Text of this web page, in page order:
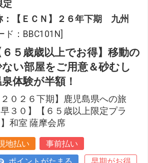
定
：【ＥＣＮ】２６年下期 九州
：BBC101N]
６５歳歳以上でお得】移動の
ない部屋をご用意＆砂むし
体験が半額！
２０２６下期】鹿児島県への旅
早３０】【６５歳以上限定プラ
和室 薩摩会席
地払い
事前払い
ポイントがたまる
早期がお得